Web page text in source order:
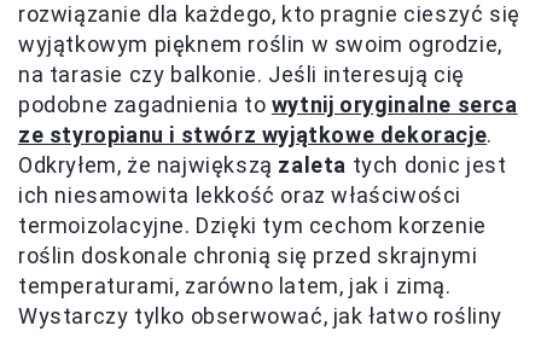
rozwiązanie dla każdego, kto pragnie cieszyć się
wyjątkowym pięknem roślin w swoim ogrodzie,
na tarasie czy balkonie. Jeśli interesują cię
podobne zagadnienia to wytnij oryginalne serca
ze styropianu i stwórz wyjątkowe dekoracje.
Odkryłem, że największą zaleta tych donic jest
ich niesamowita lekkość oraz właściwości
termoizolacyjne. Dzięki tym cechom korzenie
roślin doskonale chronią się przed skrajnymi
temperaturami, zarówno latem, jak i zimą.
Wystarczy tylko obserwować, jak łatwo rośliny